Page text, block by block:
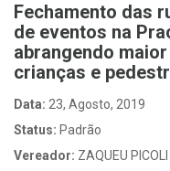
Fechamento das
de eventos na
abrangendo
crianças e
Data: 23, Agosto, 2019
Status: Padrão
Vereador: ZAQUEU PICOLI